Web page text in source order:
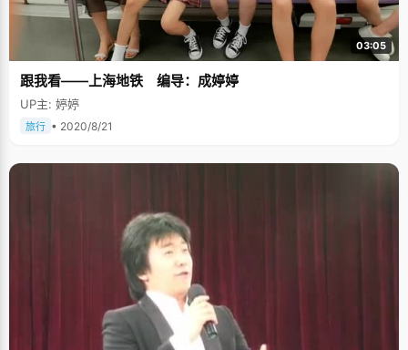
03:05
跟我看——上海地铁 编导：成婷婷
UP主: 婷婷
旅行 • 2020/8/21